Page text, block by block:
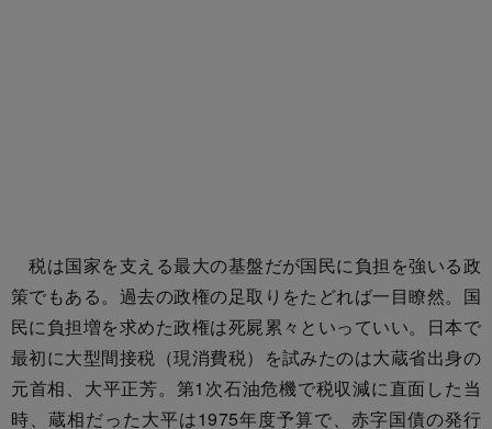
税は国家を支える最大の基盤だが国民に負担を強いる政
策でもある。過去の政権の足取りをたどれば一目瞭然。国
民に負担増を求めた政権は死屍累々といっていい。日本で
最初に大型間接税（現消費税）を試みたのは大蔵省出身の
元首相、大平正芳。第1次石油危機で税収減に直面した当
時、蔵相だった大平は1975年度予算で、赤字国債の発行